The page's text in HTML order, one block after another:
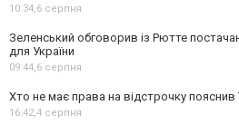
10:34,6 серпня
Зеленський обговорив із Рютте
для України
09:44,6 серпня
Хто не має права на відстрочку
16:42,4 серпня